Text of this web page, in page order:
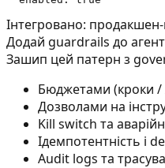
Інтегровано:
Додай guardrails до
Зашип цей патерн з
Бюджетами (кроки /
Дозволами на
Kill switch та
Ідемпотентність і
Audit logs та